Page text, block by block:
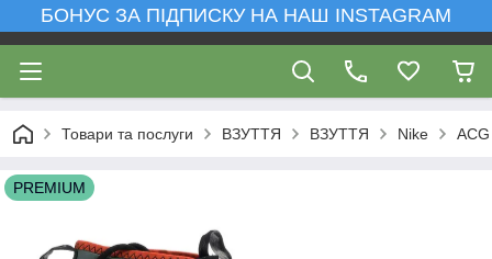
БОНУС ЗА ПІДПИСКУ НА НАШ INSTAGRAM
Товари та послуги ВЗУТТЯ ВЗУТТЯ Nike ACG
PREMIUM